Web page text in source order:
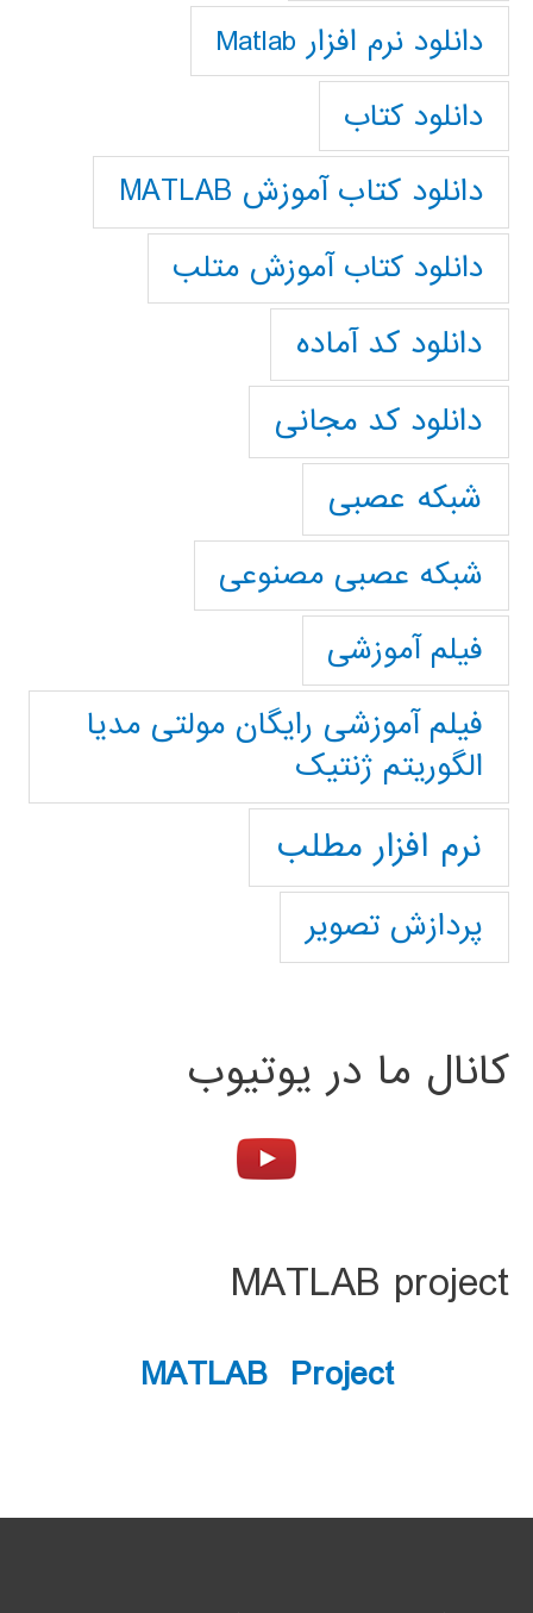
دانلود نرم افزار Matlab
دانلود کتاب
دانلود کتاب آموزش MATLAB
دانلود کتاب آموزش متلب
دانلود کد آماده
دانلود کد مجانی
شبکه عصبی
شبکه عصبی مصنوعی
فیلم آموزشی
فیلم آموزشی رایگان مولتی مدیا
الگوریتم ژنتیک
نرم افزار مطلب
پردازش تصویر
کانال ما در یوتیوب
MATLAB project
MATLAB Project